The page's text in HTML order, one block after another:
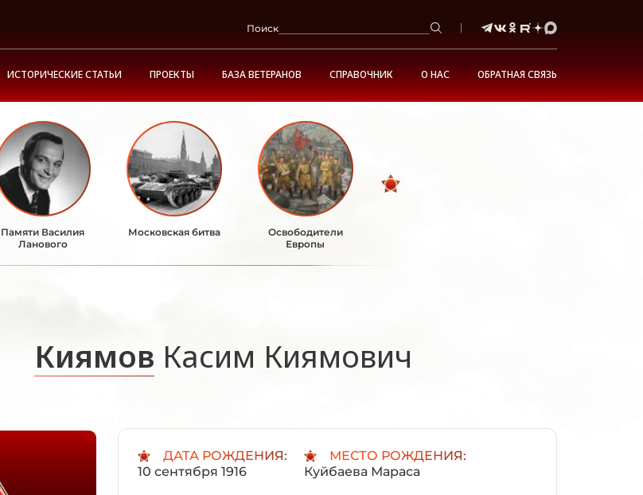
Поиск
ИСТОРИЧЕСКИЕ СТАТЬИ ПРОЕКТЫ БАЗА ВЕТЕРАНОВ СПРАВОЧНИК О НАС ОБРАТНАЯ СВЯЗЬ
Памяти Василия
Ланового
Московская битва
Освободители
Европы
Киямов Касим Киямович
ДАТА РОЖДЕНИЯ:
10 сентября 1916
МЕСТО РОЖДЕНИЯ:
Куйбаева Мараса